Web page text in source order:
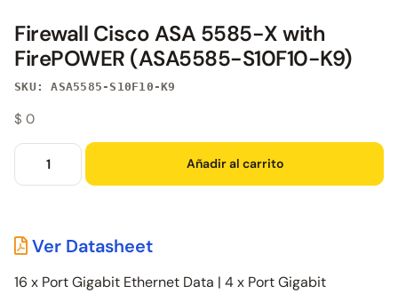
Firewall Cisco ASA 5585-X with
FirePOWER (ASA5585-S10F10-K9)
SKU: ASA5585-S10F10-K9
$ 0
Añadir al carrito
Ver Datasheet
16 x Port Gigabit Ethernet Data | 4 x Port Gigabit